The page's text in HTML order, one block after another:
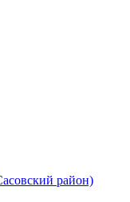
район)